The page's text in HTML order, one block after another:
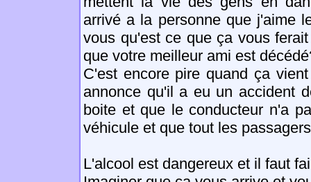
arrivé a la personne que j'aime
vous qu'est ce que ça vous
que votre meilleur ami est
C'est encore pire quand ça
annonce qu'il a eu un accident
boite et que le conducteur n'a
véhicule et que tout les
L'alcool est dangereux et il faut